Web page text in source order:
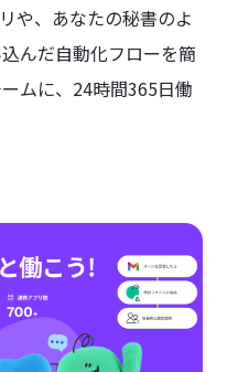
や、あなたの秘書のよ
んだ自動化フローを簡
ムに、24時間365日働